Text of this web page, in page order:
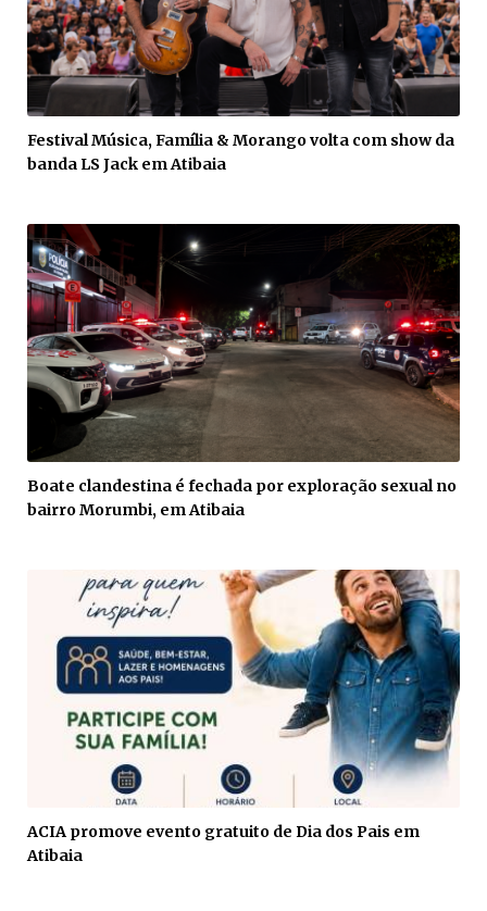
Festival Música, Família & Morango volta com show da
banda LS Jack em Atibaia
Boate clandestina é fechada por exploração sexual no
bairro Morumbi, em Atibaia
ACIA promove evento gratuito de Dia dos Pais em
Atibaia